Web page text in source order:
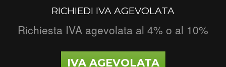
RICHIEDI IVA AGEVOLATA
Richiesta IVA agevolata al 4% o al 10%
IVA AGEVOLATA